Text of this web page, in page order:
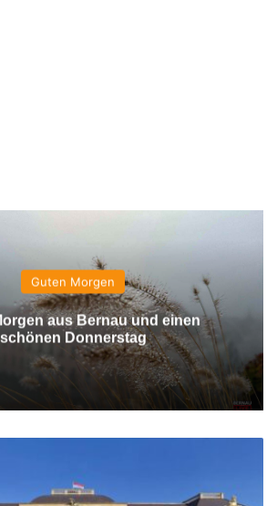
Guten Morgen
aus Bernau und einen
schönen Donnerstag